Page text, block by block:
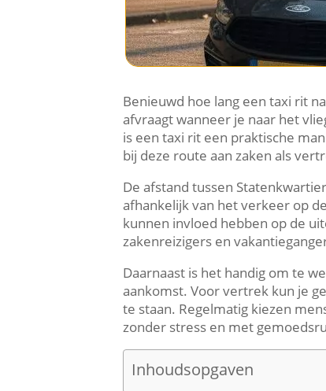
Benieuwd hoe lang een taxi rit
afvraagt wanneer je naar het
is een taxi rit een praktische
bij deze route aan zaken als
De afstand tussen
afhankelijk van het verkeer op
kunnen invloed hebben op de
zakenreizigers en
Daarnaast is het handig om te
aankomst. Voor vertrek kun je
te staan. Regelmatig kiezen
zonder stress en met
Inhoudsopgaven